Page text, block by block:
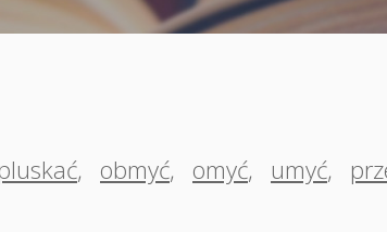
, obmyć, omyć, umyć,